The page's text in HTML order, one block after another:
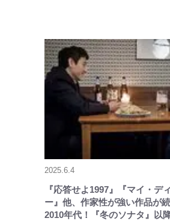
2025.6.4
『応答せよ1997』『マイ・デ
ー』他、作家性が強い作品が
2010年代！『冬のソナタ』以